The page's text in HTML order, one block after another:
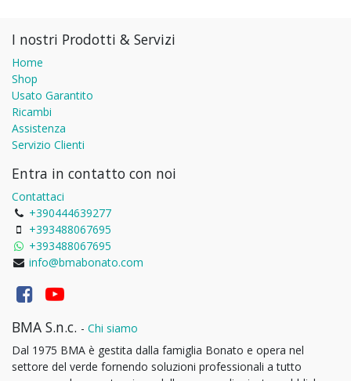
I nostri Prodotti & Servizi
Home
Shop
Usato Garantito
Ricambi
Assistenza
Servizio Clienti
Entra in contatto con noi
Contattaci
+390444639277
+393488067695
+393488067695
info@bmabonato.com
BMA S.n.c. - Chi siamo
Dal 1975 BMA è gestita dalla famiglia Bonato e opera nel
settore del verde fornendo soluzioni professionali a tutto